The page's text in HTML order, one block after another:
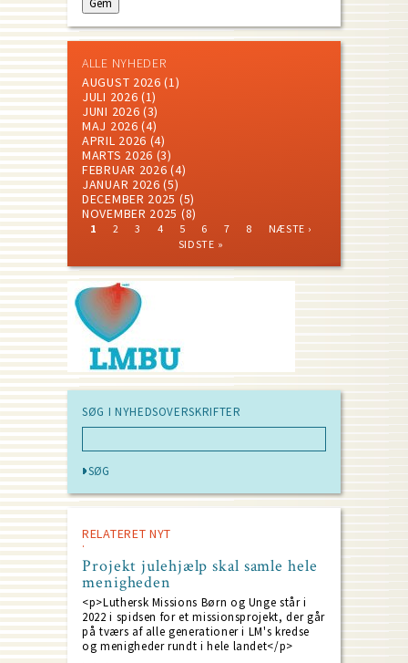
ALLE NYHEDER
AUGUST 2026 (1)
JULI 2026 (1)
JUNI 2026 (3)
MAJ 2026 (4)
APRIL 2026 (4)
MARTS 2026 (3)
FEBRUAR 2026 (4)
JANUAR 2026 (5)
DECEMBER 2025 (5)
NOVEMBER 2025 (8)
CURRENT
1 PAGE
2 PAGE
3 PAGE
4 PAGE
5 PAGE
6 PAGE
7 PAGE
8
NEXT
NÆSTE ›
SIDSTE »
SØG I NYHEDSOVERSKRIFTER
RELATERET NYT
Projekt julehjælp skal samle hele
menigheden
<p>Luthersk Missions Børn og Unge står i
2022 i spidsen for et missionsprojekt, der går
på tværs af alle generationer i LM's kredse
og menigheder rundt i hele landet</p>